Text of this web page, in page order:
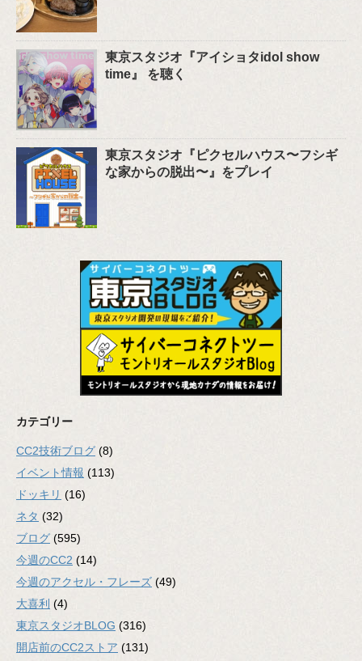
東京スタジオ『アイショタidol show
time』 を聴く
東京スタジオ『ピクセルハウス〜フシギ
な家からの脱出〜』をプレイ
カテゴリー
CC2技術ブログ (8)
イベント情報 (113)
ドッキリ (16)
ネタ (32)
ブログ (595)
今週のCC2 (14)
今週のアクセル・フレーズ (49)
大喜利 (4)
東京スタジオBLOG (316)
開店前のCC2ストア (131)